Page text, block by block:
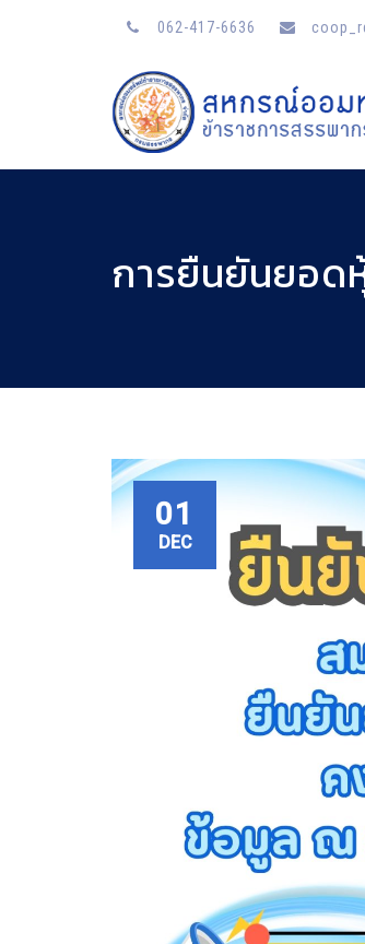
062-417-6636
การยืนยันยอด
01
DEC